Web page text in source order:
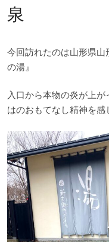
泉
今回訪れたのは山形県山
の湯』
入口から本物の炎が上
はのおもてなし精神を感